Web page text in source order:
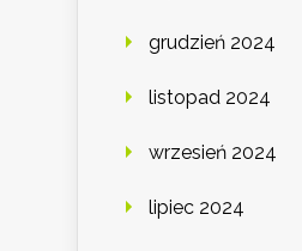
grudzień 2024
listopad 2024
wrzesień 2024
lipiec 2024